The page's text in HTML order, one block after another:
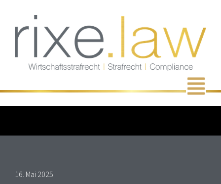
Inhalt
springen
Menü
16. Mai 2025